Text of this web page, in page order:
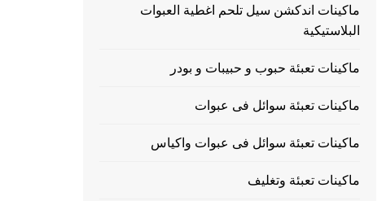
ماكينات اندكشن سيل تلحم اغطية العبوات
البلاستيكية
ماكينات تعبئة حبوب و حبيبات و بودر
ماكينات تعبئة سوائل فى عبوات
ماكينات تعبئة سوائل فى عبوات واكياس
ماكينات تعبئة وتغليف